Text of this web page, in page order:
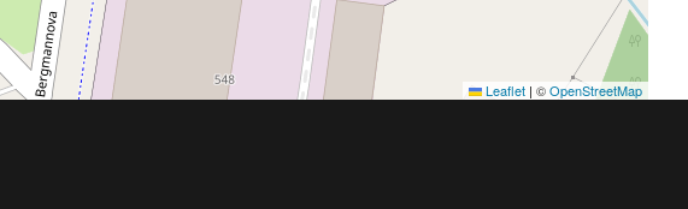
Leaflet | ©OpenStreetMap